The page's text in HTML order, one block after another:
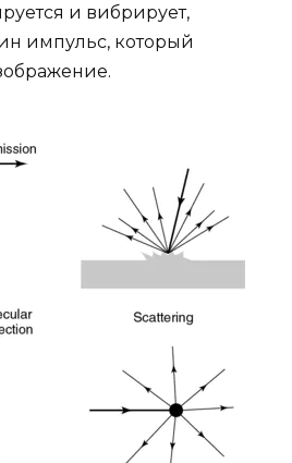
и вибрирует,
импульс, который